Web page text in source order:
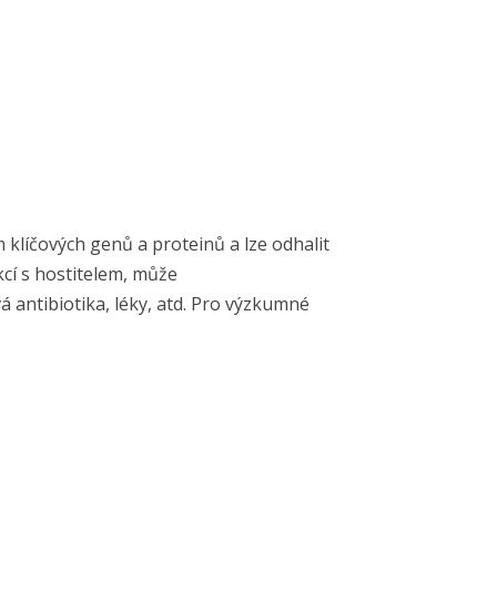
genů a proteinů a lze odhalit
s hostitelem, může
antibiotika, léky, atd. Pro výzkumné